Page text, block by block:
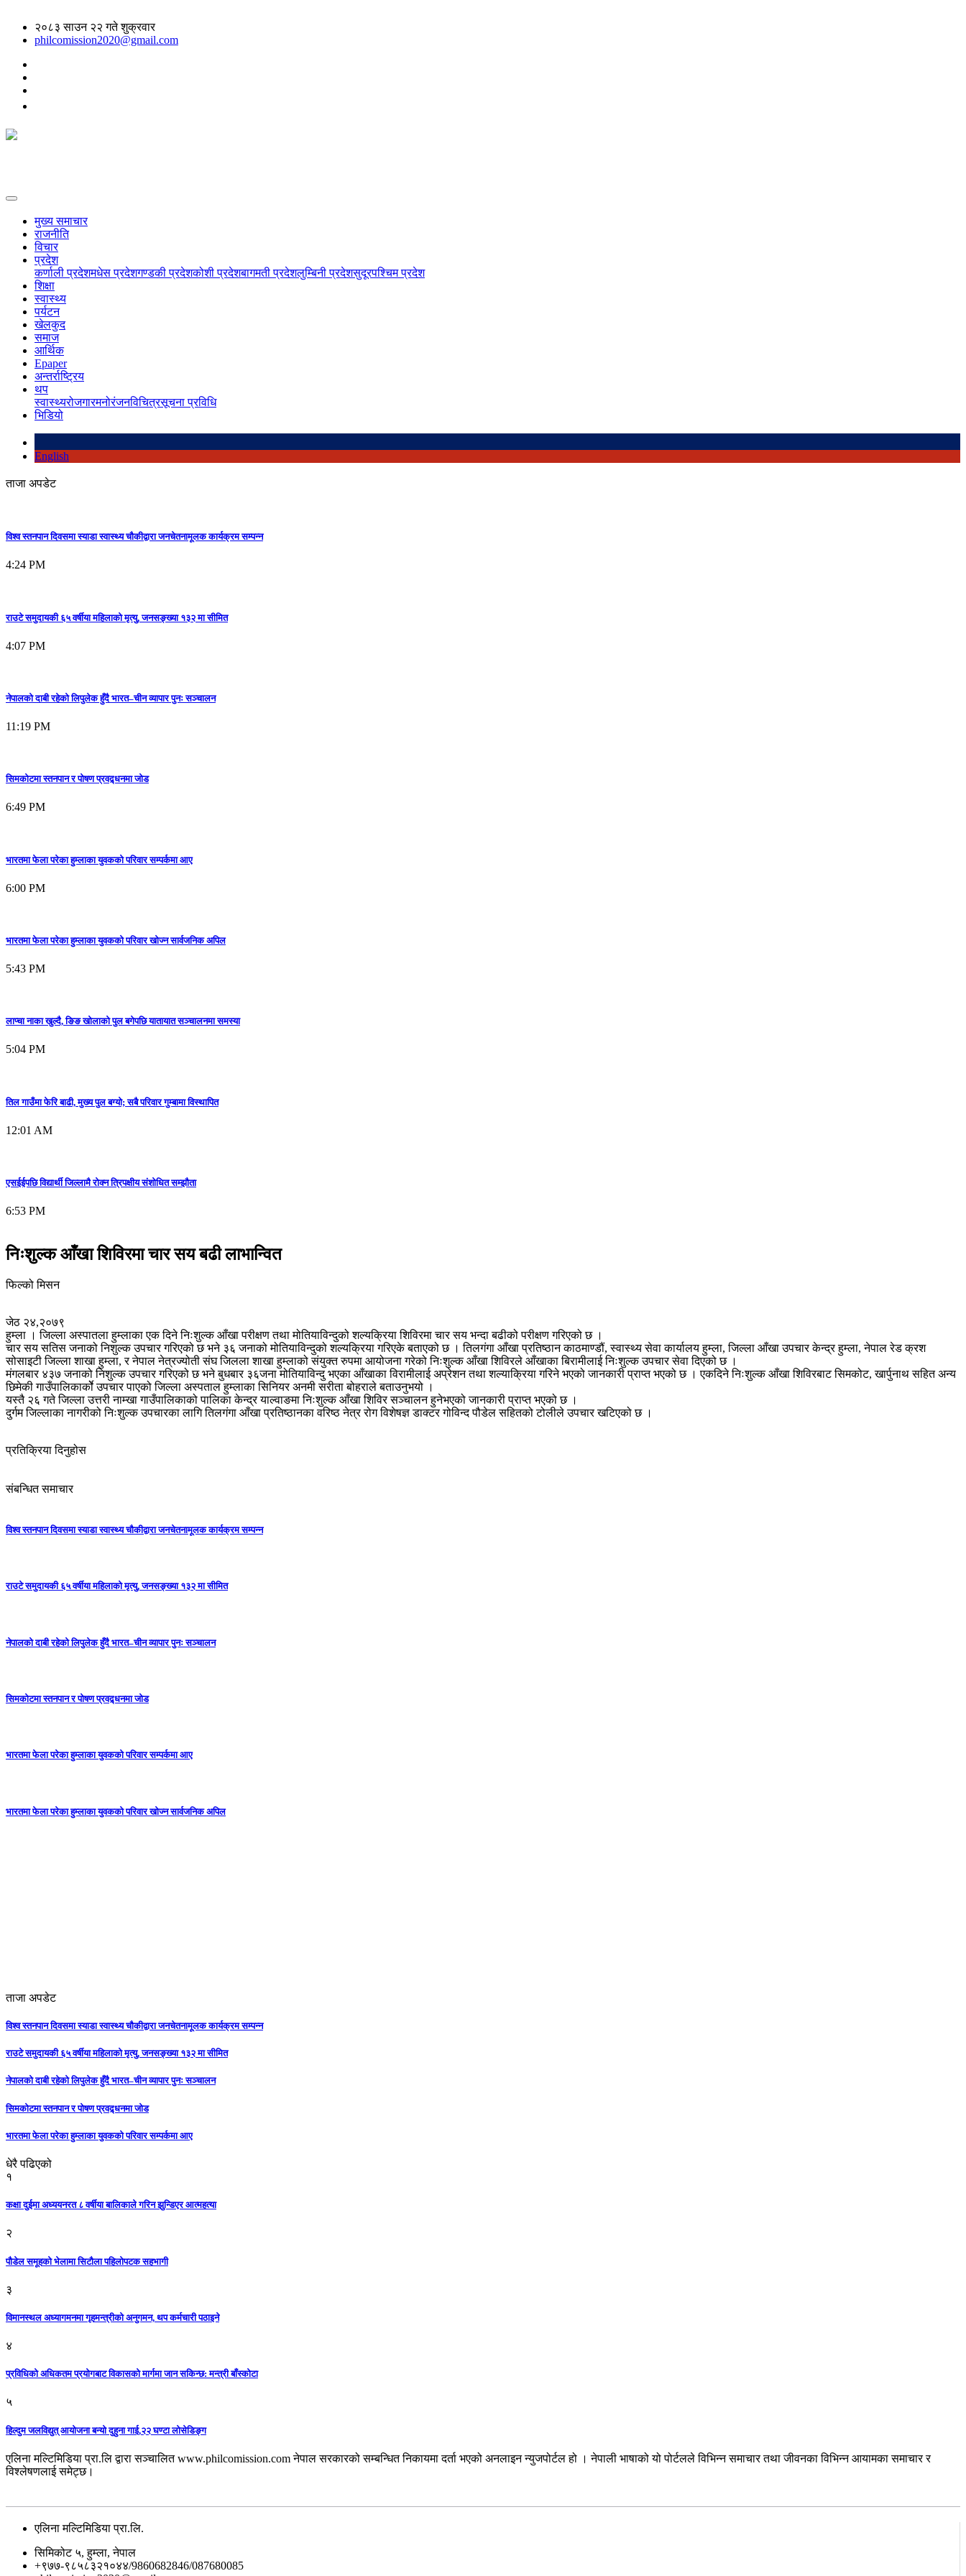
२०८३ साउन २२ गते शुक्रवार
philcomission2020@gmail.com
मुख्य समाचार
राजनीति
विचार
प्रदेश
कर्णाली प्रदेशमधेस प्रदेशगण्डकी प्रदेशकोशी प्रदेशबागमती प्रदेशलुम्बिनी प्रदेशसुदूरपश्चिम प्रदेश
शिक्षा
स्वास्थ्य
पर्यटन
खेलकुद
समाज
आर्थिक
Epaper
अन्तर्राष्ट्रिय
थप
स्वास्थ्यरोजगारमनोरंजनविचित्रसूचना प्रविधि
भिडियो
English
ताजा अपडेट
विश्व स्तनपान दिवसमा स्याडा स्वास्थ्य चौकीद्वारा जनचेतनामूलक कार्यक्रम सम्पन्न
4:24 PM
राउटे समुदायकी ६५ वर्षीया महिलाको मृत्यु, जनसङ्ख्या १३२ मा सीमित
4:07 PM
नेपालको दाबी रहेको लिपुलेक हुँदै भारत–चीन व्यापार पुनः सञ्चालन
11:19 PM
सिमकोटमा स्तनपान र पोषण प्रवद्र्धनमा जोड
6:49 PM
भारतमा फेला परेका हुम्लाका युवकको परिवार सम्पर्कमा आए
6:00 PM
भारतमा फेला परेका हुम्लाका युवकको परिवार खोज्न सार्वजनिक अपिल
5:43 PM
लाप्चा नाका खुल्दै, ङिङ खोलाको पुल बगेपछि यातायात सञ्चालनमा समस्या
5:04 PM
तिल गाउँमा फेरि बाढी, मुख्य पुल बग्यो; सबै परिवार गुम्बामा विस्थापित
12:01 AM
एसईईपछि विद्यार्थी जिल्लामै रोक्न त्रिपक्षीय संशोधित सम्झौता
6:53 PM
निःशुल्क आँखा शिविरमा चार सय बढी लाभान्वित
फिल्को मिसन
जेठ २४,२०७९
हुम्ला । जिल्ला अस्पातला हुम्लाका एक दिने निःशुल्क आँखा परीक्षण तथा मोतियाविन्दुको शल्यक्रिया शिविरमा चार सय भन्दा बढीको परीक्षण गरिएको छ ।
चार सय सतिस जनाको निशुल्क उपचार गरिएको छ भने ३६ जनाको मोतियाविन्दुको शल्यक्रिया गरिएके बताएको छ । तिलगंगा आँखा प्रतिष्ठान काठमाण्डौं, स्वास्थ्य सेवा कार्यालय हुम्ला, जिल्ला आँखा उपचार केन्द्र हुम्ला, नेपाल रेड क्रश
सोसाइटी जिल्ला शाखा हुम्ला, र नेपाल नेत्रज्योती संघ जिलला शाखा हुम्लाको संयुक्त रुपमा आयोजना गरेको निःशुल्क आँखा शिविरले आँखाका बिरामीलाई निःशुल्क उपचार सेवा दिएको छ ।
मंगलबार ४३७ जनाको निशुल्क उपचार गरिएको छ भने बुधबार ३६जना मोतियाविन्दु भएका आँखाका विरामीलाई अप्रेशन तथा शल्याक्रिया गरिने भएको जानकारी प्राप्त भएको छ । एकदिने निःशुल्क आँखा शिविरबाट सिमकोट, खार्पुनाथ सहित अन्य
छिमेकी गाउँपालिकार्कोे उपचार पाएको जिल्ला अस्पताल हुम्लाका सिनियर अनमी सरीता बोहराले बताउनुभयो ।
यस्तै २६ गते जिल्ला उत्तरी नाम्खा गाउँपालिकाको पालिका केन्द्र याल्वाङमा निःशुल्क आँखा शिविर सञ्चालन हुनेभएको जानकारी प्राप्त भएको छ ।
दुर्गम जिल्लाका नागरीको निःशुल्क उपचारका लागि तिलगंगा आँखा प्रतिष्ठानका वरिष्ठ नेत्र रोग विशेषज्ञ डाक्टर गोविन्द पौडेल सहितको टोलीले उपचार खटिएको छ ।
प्रतिक्रिया दिनुहोस
संबन्धित समाचार
विश्व स्तनपान दिवसमा स्याडा स्वास्थ्य चौकीद्वारा जनचेतनामूलक कार्यक्रम सम्पन्न
राउटे समुदायकी ६५ वर्षीया महिलाको मृत्यु, जनसङ्ख्या १३२ मा सीमित
नेपालको दाबी रहेको लिपुलेक हुँदै भारत–चीन व्यापार पुनः सञ्चालन
सिमकोटमा स्तनपान र पोषण प्रवद्र्धनमा जोड
भारतमा फेला परेका हुम्लाका युवकको परिवार सम्पर्कमा आए
भारतमा फेला परेका हुम्लाका युवकको परिवार खोज्न सार्वजनिक अपिल
ताजा अपडेट
विश्व स्तनपान दिवसमा स्याडा स्वास्थ्य चौकीद्वारा जनचेतनामूलक कार्यक्रम सम्पन्न
राउटे समुदायकी ६५ वर्षीया महिलाको मृत्यु, जनसङ्ख्या १३२ मा सीमित
नेपालको दाबी रहेको लिपुलेक हुँदै भारत–चीन व्यापार पुनः सञ्चालन
सिमकोटमा स्तनपान र पोषण प्रवद्र्धनमा जोड
भारतमा फेला परेका हुम्लाका युवकको परिवार सम्पर्कमा आए
धेरै पढिएको
१
कक्षा दुईमा अध्ययनरत ८ वर्षीया बालिकाले गरिन झुन्डिएर आत्महत्या
२
पौडेल समूहको भेलामा सिटौला पहिलोपटक सहभागी
३
विमानस्थल अध्यागमनमा गृहमन्त्रीको अनुगमन, थप कर्मचारी पठाइने
४
प्रविधिको अधिकतम प्रयोगबाट विकासको मार्गमा जान सकिन्छ: मन्त्री बाँस्कोटा
५
हिल्दुम जलविद्युत् आयोजना बन्यो दुहुना गाई,२२ घण्टा लोसेडिङ्ग
एलिना मल्टिमिडिया प्रा.लि द्वारा सञ्चालित www.philcomission.com नेपाल सरकारको सम्बन्धित निकायमा दर्ता भएको अनलाइन न्युजपोर्टल हो । नेपाली भाषाको यो पोर्टलले विभिन्न समाचार तथा जीवनका विभिन्न आयामका समाचार र
विश्लेषणलाई समेट्छ।
एलिना मल्टिमिडिया प्रा.लि.
सिमिकोट ५, हुम्ला, नेपाल
+९७७-९८५८३२१०४४/9860682846/087680085